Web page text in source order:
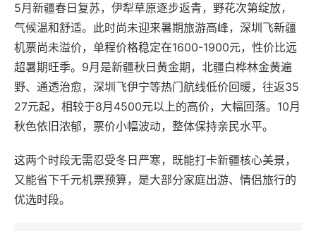
5月新疆春日复苏，伊犁草原逐步返青，野花次第绽放，
气候温和舒适。此时尚未迎来暑期旅游高峰，深圳飞新疆
机票尚未溢价，单程价格稳定在1600-1900元，性价比远
超暑期旺季。9月是新疆秋日黄金期，北疆白桦林金黄遍
野、通透治愈，深圳飞伊宁等热门航线低价回暖，往返35
27元起，相较于8月4500元以上的高价，大幅回落。10月
秋色依旧浓郁，票价小幅波动，整体保持亲民水平。
这两个时段无需忍受冬日严寒，既能打卡新疆核心美景，
又能省下千元机票预算，是大部分家庭出游、情侣旅行的
优选时段。